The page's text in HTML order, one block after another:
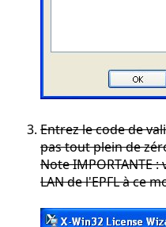
Entrez le code de
pas tout plein de
Note IMPORTANTE
LAN de l'EPFL à ce